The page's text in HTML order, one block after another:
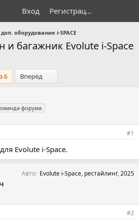
Вход Регистрация
оборудование i-SPACE
и багажник Evolute i-Space
6
Вперёд
форума
#1
Evolute i-Space.
Авто Evolute i-Space, рестайлинг, 2025
#2